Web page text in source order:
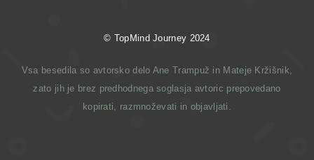
© TopMind Journey 2024
Vsa besedila so avtorsko delo Ane Trampuž in Mateje Kržišnik,
zato jih je brez predhodnega soglasja avtoric prepovedano
kopirati, razmnoževati in objavljati.